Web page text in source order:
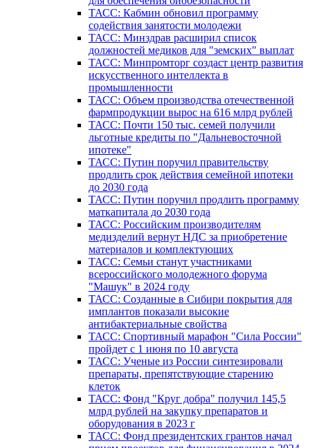
ТАСС: Кабмин обновил программу
содействия занятости молодежи
ТАСС: Минздрав расширил список
должностей медиков для "земских" выплат
ТАСС: Минпромторг создаст центр развития
искусственного интеллекта в
промышленности
ТАСС: Объем производства отечественной
фармпродукции вырос на 616 млрд рублей
ТАСС: Почти 150 тыс. семей получили
льготные кредиты по "Дальневосточной
ипотеке"
ТАСС: Путин поручил правительству
продлить срок действия семейной ипотеки
до 2030 года
ТАСС: Путин поручил продлить программу
маткапитала до 2030 года
ТАСС: Российским производителям
медизделий вернут НДС за приобретение
материалов и комплектующих
ТАСС: Семьи станут участниками
всероссийского молодежного форума
"Машук" в 2024 году
ТАСС: Созданные в Сибири покрытия для
имплантов показали высокие
антибактериальные свойства
ТАСС: Спортивный марафон "Сила России"
пройдет с 1 июня по 10 августа
ТАСС: Ученые из России синтезировали
препараты, препятствующие старению
клеток
ТАСС: Фонд "Круг добра" получил 145,5
млрд рублей на закупку препаратов и
оборудования в 2023 г
ТАСС: Фонд президентских грантов начал